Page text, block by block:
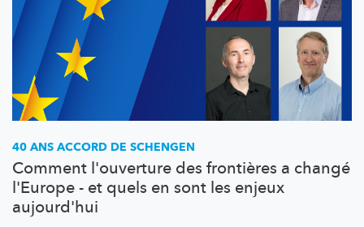
40 ANS ACCORD DE SCHENGEN
Comment l'ouverture des frontières a changé
l'Europe - et quels en sont les enjeux
aujourd'hui